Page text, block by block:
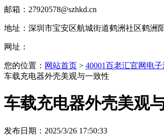
邮箱： 27920578@szhkd.cn
地址： 深圳市宝安区航城街道鹤洲社区鹤洲
网址：
您的位置： 网站首页 > 40001百老汇官网电
车载充电器外壳美观与一致性
车载充电器外壳美观
发布日期：2025/3/26 17:50:33